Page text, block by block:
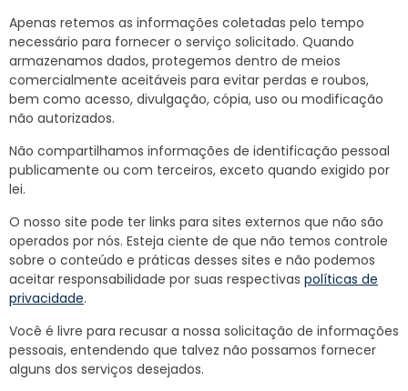
Apenas retemos as informações coletadas pelo tempo
necessário para fornecer o serviço solicitado. Quando
armazenamos dados, protegemos dentro de meios
comercialmente aceitáveis ​​para evitar perdas e roubos,
bem como acesso, divulgação, cópia, uso ou modificação
não autorizados.
Não compartilhamos informações de identificação pessoal
publicamente ou com terceiros, exceto quando exigido por
lei.
O nosso site pode ter links para sites externos que não são
operados por nós. Esteja ciente de que não temos controle
sobre o conteúdo e práticas desses sites e não podemos
aceitar responsabilidade por suas respectivas políticas de
privacidade.
Você é livre para recusar a nossa solicitação de informações
pessoais, entendendo que talvez não possamos fornecer
alguns dos serviços desejados.